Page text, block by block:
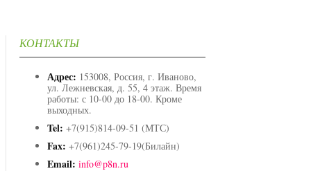
КОНТАКТЫ
Адрес: 153008, Россия, г. Иваново,
ул. Лежневская, д. 55, 4 этаж. Время
работы: с 10-00 до 18-00. Кроме
выходных.
Tel: +7(915)814-09-51 (МТС)
Fax: +7(961)245-79-19(Билайн)
Email: info@p8n.ru